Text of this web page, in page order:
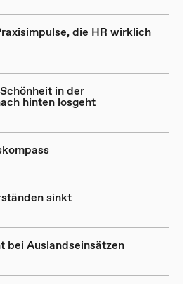
die HR wirklich
in der
hinten losgeht
sinkt
bei Auslandseinsätzen